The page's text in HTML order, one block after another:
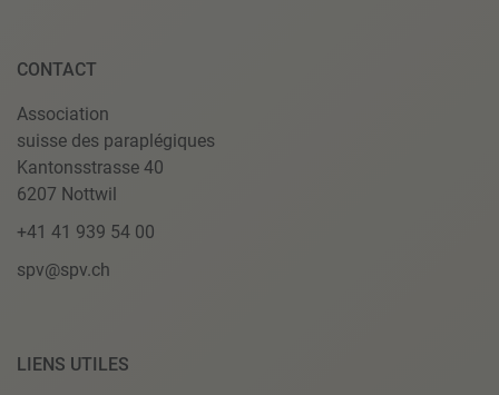
CONTACT
Association
suisse des paraplégiques
Kantonsstrasse 40
6207 Nottwil
+41 41 939 54 00
spv@spv.ch
LIENS UTILES